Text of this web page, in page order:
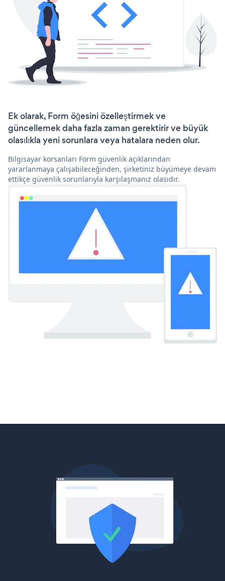
Ek olarak, Form öğesini özelleştirmek ve
güncellemek daha fazla zaman gerektirir ve büyük
olasılıkla yeni sorunlara veya hatalara neden olur.
Bilgisayar korsanları Form güvenlik açıklarından
yararlanmaya çalışabileceğinden, şirketiniz büyümeye devam
ettikçe güvenlik sorunlarıyla karşılaşmanız olasıdır.